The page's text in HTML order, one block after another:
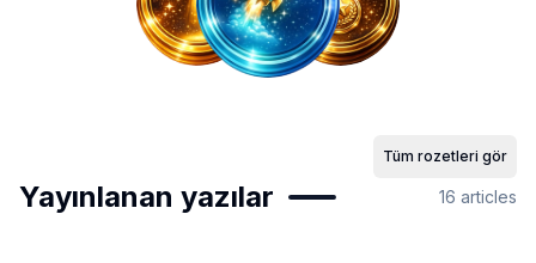
Tüm rozetleri gör
Yayınlanan yazılar 16 articles